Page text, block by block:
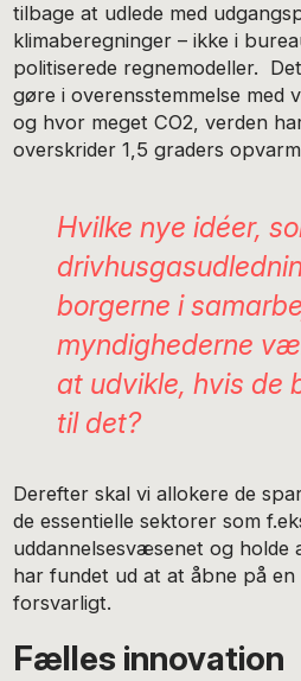
tilbage at udlede med
klimaberegninger – ikke i
politiserede regnemodeller.
gøre i overensstemmelse med
og hvor meget CO2, verden
overskrider 1,5 graders
Hvilke nye idéer,
borgerne i
myndighederne
at udvikle, hvis de
til det?
Derefter skal vi allokere de
de essentielle sektorer som
uddannelsesvæsenet og holde
har fundet ud at at åbne på
forsvarligt.
Fælles innovation